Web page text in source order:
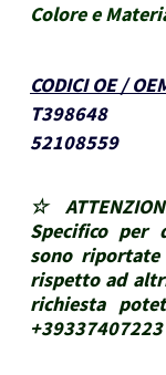
Colore e
CODICI OE /
T398648
52108559
☆
Specifico per
sono riportate
rispetto ad
richiesta
+39337407223